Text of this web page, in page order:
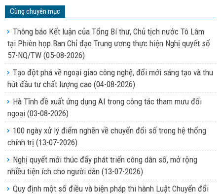
Cùng chuyên mục
Thông báo Kết luận của Tổng Bí thư, Chủ tịch nước Tô Lâm
tại Phiên họp Ban Chỉ đạo Trung ương thực hiện Nghị quyết số
57-NQ/TW (05-08-2026)
Tạo đột phá về ngoại giao công nghệ, đổi mới sáng tạo và thu
hút đầu tư chất lượng cao (04-08-2026)
Hà Tĩnh đề xuất ứng dụng AI trong công tác tham mưu đối
ngoại (03-08-2026)
100 ngày xử lý điểm nghẽn về chuyển đổi số trong hệ thống
chính trị (13-07-2026)
Nghị quyết mới thúc đẩy phát triển công dân số, mở rộng
nhiều tiện ích cho người dân (13-07-2026)
Quy định một số điều và biện pháp thi hành Luật Chuyển đổi